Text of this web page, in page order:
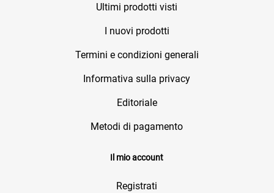
Ultimi prodotti visti
I nuovi prodotti
Termini e condizioni generali
Informativa sulla privacy
Editoriale
Metodi di pagamento
Il mio account
Registrati